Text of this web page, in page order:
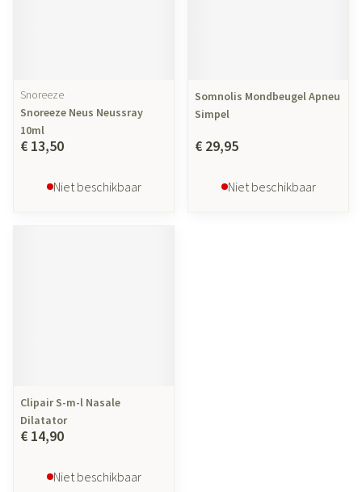
Snoreeze
Snoreeze Neus Neussray
10ml
€ 13,50
Niet beschikbaar
Somnolis Mondbeugel Apneu
Simpel
€ 29,95
Niet beschikbaar
Clipair S-m-l Nasale
Dilatator
€ 14,90
Niet beschikbaar